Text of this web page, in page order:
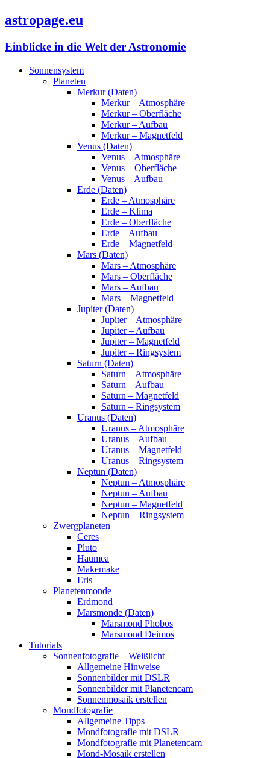
astropage.eu
Einblicke in die Welt der Astronomie
Sonnensystem
Planeten
Merkur (Daten)
Merkur – Atmosphäre
Merkur – Oberfläche
Merkur – Aufbau
Merkur – Magnetfeld
Venus (Daten)
Venus – Atmosphäre
Venus – Oberfläche
Venus – Aufbau
Erde (Daten)
Erde – Atmosphäre
Erde – Klima
Erde – Oberfläche
Erde – Aufbau
Erde – Magnetfeld
Mars (Daten)
Mars – Atmosphäre
Mars – Oberfläche
Mars – Aufbau
Mars – Magnetfeld
Jupiter (Daten)
Jupiter – Atmosphäre
Jupiter – Aufbau
Jupiter – Magnetfeld
Jupiter – Ringsystem
Saturn (Daten)
Saturn – Atmosphäre
Saturn – Aufbau
Saturn – Magnetfeld
Saturn – Ringsystem
Uranus (Daten)
Uranus – Atmosphäre
Uranus – Aufbau
Uranus – Magnetfeld
Uranus – Ringsystem
Neptun (Daten)
Neptun – Atmosphäre
Neptun – Aufbau
Neptun – Magnetfeld
Neptun – Ringsystem
Zwergplaneten
Ceres
Pluto
Haumea
Makemake
Eris
Planetenmonde
Erdmond
Marsmonde (Daten)
Marsmond Phobos
Marsmond Deimos
Tutorials
Sonnenfotografie – Weißlicht
Allgemeine Hinweise
Sonnenbilder mit DSLR
Sonnenbilder mit Planetencam
Sonnenmosaik erstellen
Mondfotografie
Allgemeine Tipps
Mondfotografie mit DSLR
Mondfotografie mit Planetencam
Mond-Mosaik erstellen